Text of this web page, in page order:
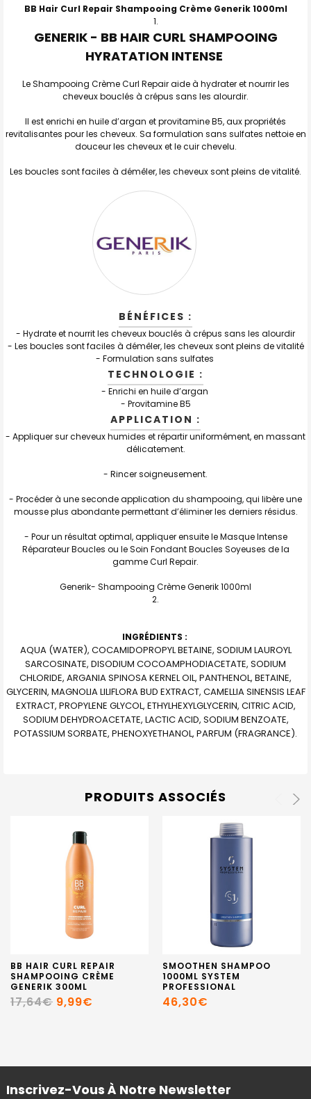
ENSEMBLE
SELECTIONNER
J'AJOUTE
LA
AU PANIER
BB Hair Curl Repair Shampooing Crème Generik 1000ml
GENERIK - BB HAIR CURL SHAMPOOING
HYRATATION INTENSE
Le Shampooing Crème Curl Repair aide à hydrater et nourrir les
cheveux bouclés à crépus sans les alourdir.
Il est enrichi en huile d’argan et provitamine B5, aux propriétés
revitalisantes pour les cheveux. Sa formulation sans sulfates nettoie en
douceur les cheveux et le cuir chevelu.
Les boucles sont faciles à démêler, les cheveux sont pleins de vitalité.
BÉNÉFICES :
- Hydrate et nourrit les cheveux bouclés à crépus sans les alourdir
- Les boucles sont faciles à démêler, les cheveux sont pleins de vitalité
- Formulation sans sulfates
TECHNOLOGIE :
- Enrichi en huile d’argan
- Provitamine B5
APPLICATION :
- Appliquer sur cheveux humides et répartir uniformément, en massant
délicatement.
- Rincer soigneusement.
- Procéder à une seconde application du shampooing, qui libère une
mousse plus abondante permettant d’éliminer les derniers résidus.
- Pour un résultat optimal, appliquer ensuite le Masque Intense
Réparateur Boucles ou le Soin Fondant Boucles Soyeuses de la
gamme Curl Repair.
Generik- Shampooing Crème Generik 1000ml
INGRÉDIENTS :
AQUA (WATER), COCAMIDOPROPYL BETAINE, SODIUM LAUROYL
SARCOSINATE, DISODIUM COCOAMPHODIACETATE, SODIUM
CHLORIDE, ARGANIA SPINOSA KERNEL OIL, PANTHENOL, BETAINE,
GLYCERIN, MAGNOLIA LILIFLORA BUD EXTRACT, CAMELLIA SINENSIS LEAF
EXTRACT, PROPYLENE GLYCOL, ETHYLHEXYLGLYCERIN, CITRIC ACID,
SODIUM DEHYDROACETATE, LACTIC ACID, SODIUM BENZOATE,
POTASSIUM SORBATE, PHENOXYETHANOL, PARFUM (FRAGRANCE).
PRODUITS ASSOCIÉS
BB HAIR CURL REPAIR
SHAMPOOING CRÈME
GENERIK 300ML
17,64€ 9,99€
SMOOTHEN SHAMPOO
1000ML SYSTEM
PROFESSIONAL
46,30€
Inscrivez-Vous À Notre Newsletter